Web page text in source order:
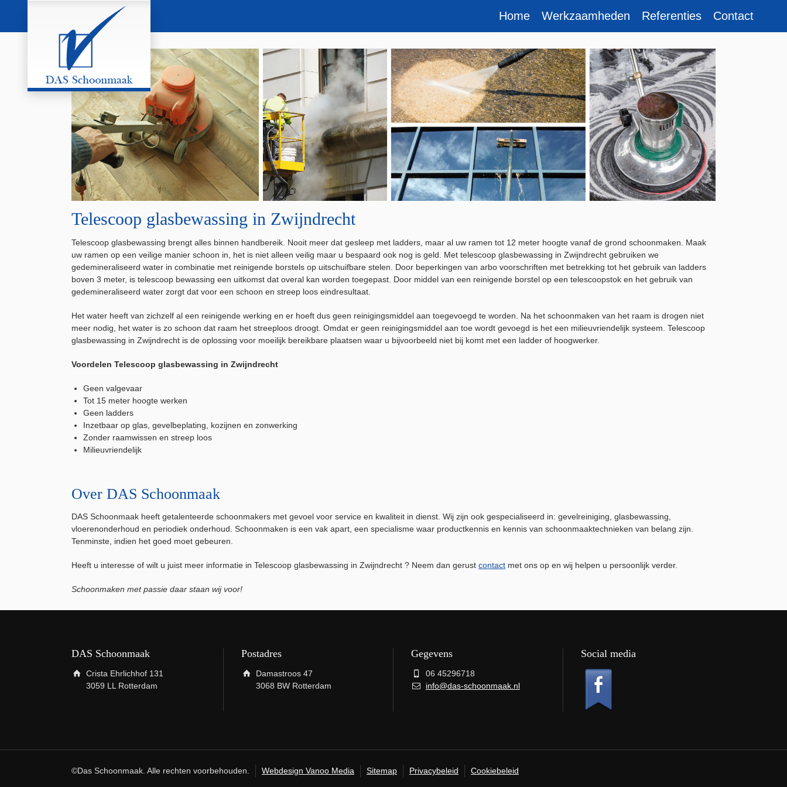
Home Werkzaamheden Referenties Contact
Telescoop glasbewassing in Zwijndrecht
Telescoop glasbewassing brengt alles binnen handbereik. Nooit meer dat gesleep met ladders, maar al uw ramen tot 12 meter hoogte vanaf de grond schoonmaken. Maak
uw ramen op een veilige manier schoon in, het is niet alleen veilig maar u bespaard ook nog is geld. Met telescoop glasbewassing in Zwijndrecht gebruiken we
gedemineraliseerd water in combinatie met reinigende borstels op uitschuifbare stelen. Door beperkingen van arbo voorschriften met betrekking tot het gebruik van ladders
boven 3 meter, is telescoop bewassing een uitkomst dat overal kan worden toegepast. Door middel van een reinigende borstel op een telescoopstok en het gebruik van
gedemineraliseerd water zorgt dat voor een schoon en streep loos eindresultaat.
Het water heeft van zichzelf al een reinigende werking en er hoeft dus geen reinigingsmiddel aan toegevoegd te worden. Na het schoonmaken van het raam is drogen niet
meer nodig, het water is zo schoon dat raam het streeploos droogt. Omdat er geen reinigingsmiddel aan toe wordt gevoegd is het een milieuvriendelijk systeem. Telescoop
glasbewassing in Zwijndrecht is de oplossing voor moeilijk bereikbare plaatsen waar u bijvoorbeeld niet bij komt met een ladder of hoogwerker.
Voordelen Telescoop glasbewassing in Zwijndrecht
Geen valgevaar
Tot 15 meter hoogte werken
Geen ladders
Inzetbaar op glas, gevelbeplating, kozijnen en zonwerking
Zonder raamwissen en streep loos
Milieuvriendelijk
Over DAS Schoonmaak
DAS Schoonmaak heeft getalenteerde schoonmakers met gevoel voor service en kwaliteit in dienst. Wij zijn ook gespecialiseerd in: gevelreiniging, glasbewassing,
vloerenonderhoud en periodiek onderhoud. Schoonmaken is een vak apart, een specialisme waar productkennis en kennis van schoonmaaktechnieken van belang zijn.
Tenminste, indien het goed moet gebeuren.
Heeft u interesse of wilt u juist meer informatie in Telescoop glasbewassing in Zwijndrecht ? Neem dan gerust contact met ons op en wij helpen u persoonlijk verder.
Schoonmaken met passie daar staan wij voor!
DAS Schoonmaak
Crista Ehrlichhof 131
3059 LL Rotterdam
Postadres
Damastroos 47
3068 BW Rotterdam
Gegevens
06 45296718
info@das-schoonmaak.nl
Social media
©Das Schoonmaak. Alle rechten voorbehouden. Webdesign Vanoo Media Sitemap Privacybeleid Cookiebeleid